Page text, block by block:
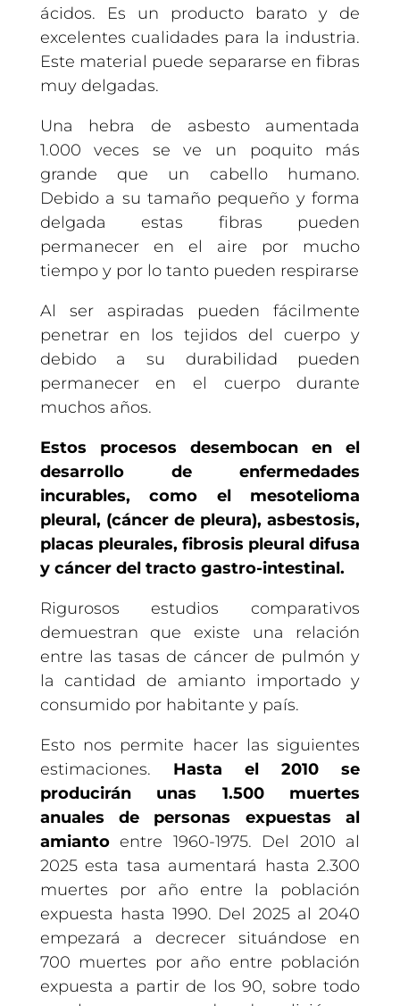
ácidos. Es un producto barato y de
excelentes cualidades para la industria.
Este material puede separarse en fibras
muy delgadas.
Una hebra de asbesto aumentada
1.000 veces se ve un poquito más
grande que un cabello humano.
Debido a su tamaño pequeño y forma
delgada estas fibras pueden
permanecer en el aire por mucho
tiempo y por lo tanto pueden respirarse
Al ser aspiradas pueden fácilmente
penetrar en los tejidos del cuerpo y
debido a su durabilidad pueden
permanecer en el cuerpo durante
muchos años.
Estos procesos desembocan en el
desarrollo de enfermedades
incurables, como el mesotelioma
pleural, (cáncer de pleura), asbestosis,
placas pleurales, fibrosis pleural difusa
y cáncer del tracto gastro-intestinal.
Rigurosos estudios comparativos
demuestran que existe una relación
entre las tasas de cáncer de pulmón y
la cantidad de amianto importado y
consumido por habitante y país.
Esto nos permite hacer las siguientes
estimaciones. Hasta el 2010 se
producirán unas 1.500 muertes
anuales de personas expuestas al
amiantoentre 1960-1975. Del 2010 al
2025 esta tasa aumentará hasta 2.300
muertes por año entre la población
expuesta hasta 1990. Del 2025 al 2040
empezará a decrecer situándose en
700 muertes por año entre población
expuesta a partir de los 90, sobre todo